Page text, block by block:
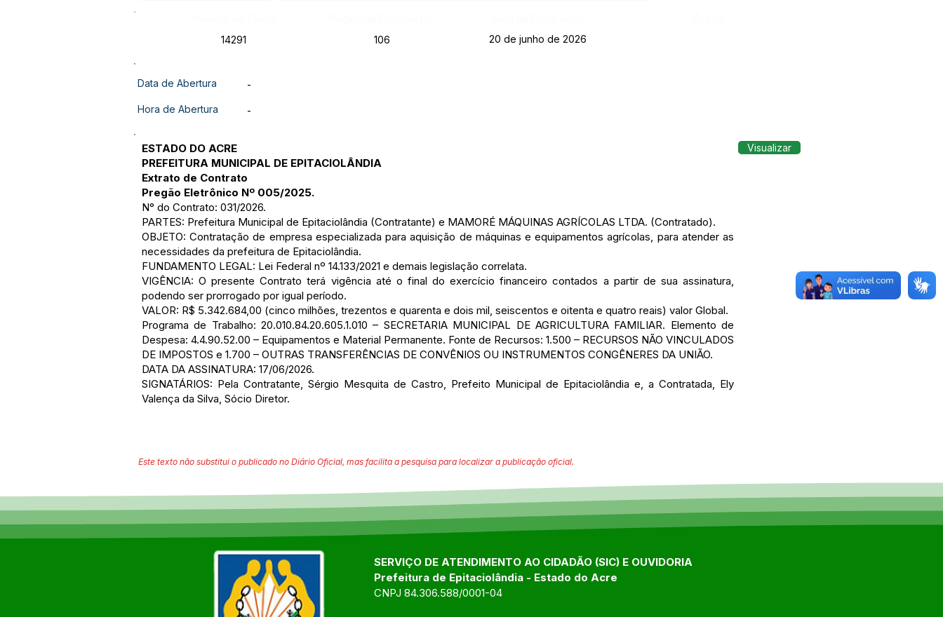
14291
106 20 de junho de 2026
Data de Abertura -
Hora de Abertura -
ESTADO DO ACRE
PREFEITURA MUNICIPAL DE EPITACIOLÂNDIA
Extrato de Contrato
Pregão Eletrônico Nº 005/2025.
N° do Contrato: 031/2026.
PARTES: Prefeitura Municipal de Epitaciolândia (Contratante) e MAMORÉ MÁQUINAS AGRÍCOLAS LTDA. (Contratado).
OBJETO: Contratação de empresa especializada para aquisição de máquinas e equipamentos agrícolas, para atender as
necessidades da prefeitura de Epitaciolândia.
FUNDAMENTO LEGAL: Lei Federal nº 14.133/2021 e demais legislação correlata.
VIGÊNCIA: O presente Contrato terá vigência até o final do exercício financeiro contados a partir de sua assinatura,
podendo ser prorrogado por igual período.
VALOR: R$ 5.342.684,00 (cinco milhões, trezentos e quarenta e dois mil, seiscentos e oitenta e quatro reais) valor Global.
Programa de Trabalho: 20.010.84.20.605.1.010 – SECRETARIA MUNICIPAL DE AGRICULTURA FAMILIAR. Elemento de
Despesa: 4.4.90.52.00 – Equipamentos e Material Permanente. Fonte de Recursos: 1.500 – RECURSOS NÃO VINCULADOS
DE IMPOSTOS e 1.700 – OUTRAS TRANSFERÊNCIAS DE CONVÊNIOS OU INSTRUMENTOS CONGÊNERES DA UNIÃO.
DATA DA ASSINATURA: 17/06/2026.
SIGNATÁRIOS: Pela Contratante, Sérgio Mesquita de Castro, Prefeito Municipal de Epitaciolândia e, a Contratada, Ely
Valença da Silva, Sócio Diretor.
Visualizar
Este texto não substitui o publicado no Diário Oficial, mas facilita a pesquisa para localizar a publicação oficial.
SERVIÇO DE ATENDIMENTO AO CIDADÃO (SIC) E OUVIDORIA
Prefeitura de Epitaciolândia - Estado do Acre
CNPJ 84.306.588/0001-04